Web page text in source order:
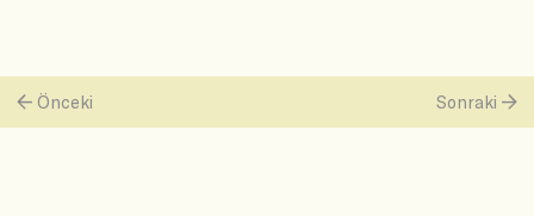
Önceki Sonraki